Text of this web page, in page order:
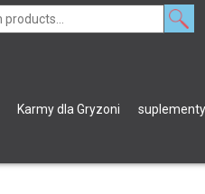
Karmy dla Gryzoni suplementy